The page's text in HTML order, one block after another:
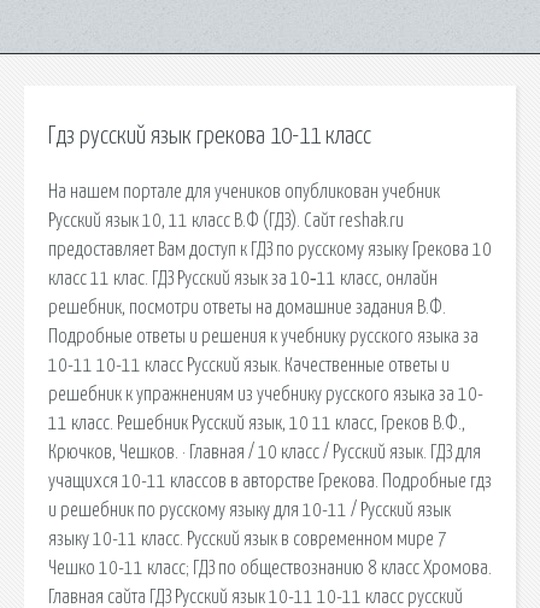
Гдз русский язык грекова 10-11 класс
На нашем портале для учеников опубликован учебник
Русский язык 10, 11 класс В.Ф (ГДЗ). Сайт reshak.ru
предоставляет Вам доступ к ГДЗ по русскому языку Грекова 10
класс 11 клас. ГДЗ Русский язык за 10‐11 класс, онлайн
решебник, посмотри ответы на домашние задания В.Ф.
Подробные ответы и решения к учебнику русского языка за
10-11 10-11 класс Русский язык. Качественные ответы и
решебник к упражнениям из учебнику русского языка за 10-
11 класс. Решебник Русский язык, 10 11 класс, Греков В.Ф.,
Крючков, Чешков. · Главная / 10 класс / Русский язык. ГДЗ для
учащихся 10-11 классов в авторстве Грекова. Подробные гдз
и решебник по русскому языку для 10-11 / Русский язык
языку 10-11 класс. Русский язык в современном мире 7
Чешко 10-11 класс; ГДЗ по обществознанию 8 класс Хромова.
Главная сайта ГДЗ Русский язык 10-11 10-11 класс русский